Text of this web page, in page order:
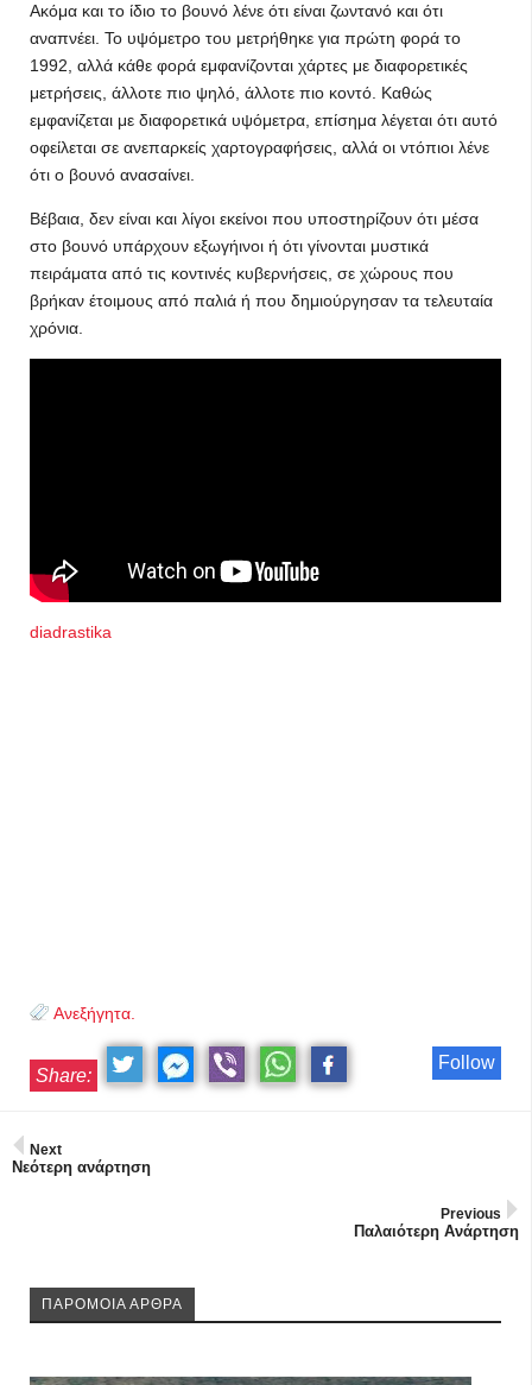
Ακόμα και το ίδιο το βουνό λένε ότι είναι ζωντανό και ότι
αναπνέει. Το υψόμετρο του μετρήθηκε για πρώτη φορά το
1992, αλλά κάθε φορά εμφανίζονται χάρτες με διαφορετικές
μετρήσεις, άλλοτε πιο ψηλό, άλλοτε πιο κοντό. Καθώς
εμφανίζεται με διαφορετικά υψόμετρα, επίσημα λέγεται ότι αυτό
οφείλεται σε ανεπαρκείς χαρτογραφήσεις, αλλά οι ντόπιοι λένε
ότι ο βουνό ανασαίνει.
Βέβαια, δεν είναι και λίγοι εκείνοι που υποστηρίζουν ότι μέσα
στο βουνό υπάρχουν εξωγήινοι ή ότι γίνονται μυστικά
πειράματα από τις κοντινές κυβερνήσεις, σε χώρους που
βρήκαν έτοιμους από παλιά ή που δημιούργησαν τα τελευταία
χρόνια.
diadrastika
Ανεξήγητα.
Follow
Share:
Next
Νεότερη ανάρτηση
Previous
Παλαιότερη Ανάρτηση
ΠΑΡΟΜΟΙΑ ΑΡΘΡΑ